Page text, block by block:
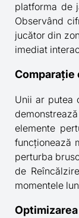
platforma de
Observând
jucător din
imediat
Comparație
Unii ar putea
elemente
funcționează
perturba
de
momentele